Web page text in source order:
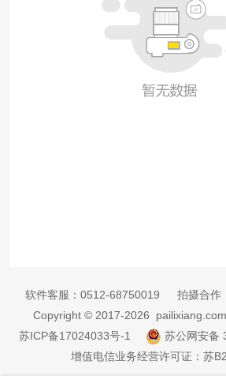
软件客服： 0512-68750019 拍摄合作
Copyright © 2017-2026
苏ICP备17024033号-1
苏公网安备
增值电信业务经营许可证：苏